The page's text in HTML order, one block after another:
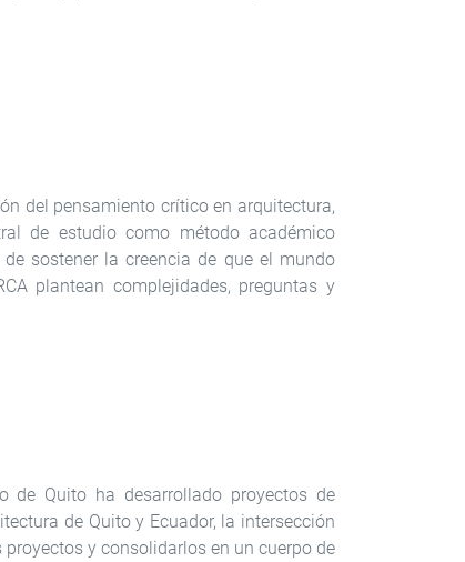
del pensamiento crítico en arquitectura,
de estudio como método académico
sostener la creencia de que el mundo
plantean complejidades, preguntas y
de Quito ha desarrollado proyectos de
de Quito y Ecuador, la intersección
y consolidarlos en un cuerpo de